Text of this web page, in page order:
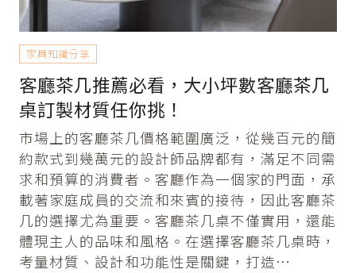
家具知識分享
客廳茶几推薦必看，大小坪數客廳茶几
桌訂製材質任你挑！
市場上的客廳茶几價格範圍廣泛，從幾百元的簡
約款式到幾萬元的設計師品牌都有，滿足不同需
求和預算的消費者。客廳作為一個家的門面，承
載著家庭成員的交流和來賓的接待，因此客廳茶
几的選擇尤為重要。客廳茶几桌不僅實用，還能
體現主人的品味和風格。在選擇客廳茶几桌時，
考量材質、設計和功能性是關鍵，打造…